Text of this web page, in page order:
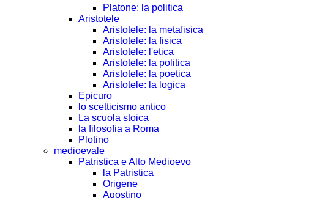
Platone: la politica
Aristotele
Aristotele: la metafisica
Aristotele: la fisica
Aristotele: l'etica
Aristotele: la politica
Aristotele: la poetica
Aristotele: la logica
Epicuro
lo scetticismo antico
La scuola stoica
la filosofia a Roma
Plotino
medioevale
Patristica e Alto Medioevo
la Patristica
Origene
Agostino